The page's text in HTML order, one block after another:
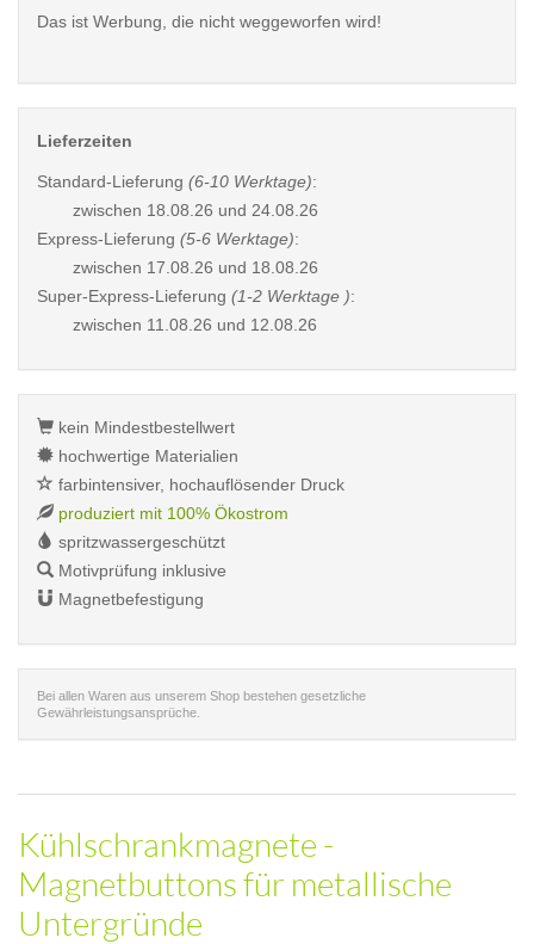
Das ist Werbung, die nicht weggeworfen wird!
Lieferzeiten
Standard-Lieferung (6-10 Werktage):
zwischen 18.08.26 und 24.08.26
Express-Lieferung (5-6 Werktage):
zwischen 17.08.26 und 18.08.26
Super-Express-Lieferung (1-2 Werktage ):
zwischen 11.08.26 und 12.08.26
kein Mindestbestellwert
hochwertige Materialien
farbintensiver, hochauflösender Druck
produziert mit 100% Ökostrom
spritzwassergeschützt
Motivprüfung inklusive
Magnetbefestigung
Bei allen Waren aus unserem Shop bestehen gesetzliche
Gewährleistungsansprüche.
Kühlschrankmagnete -
Magnetbuttons für metallische
Untergründe